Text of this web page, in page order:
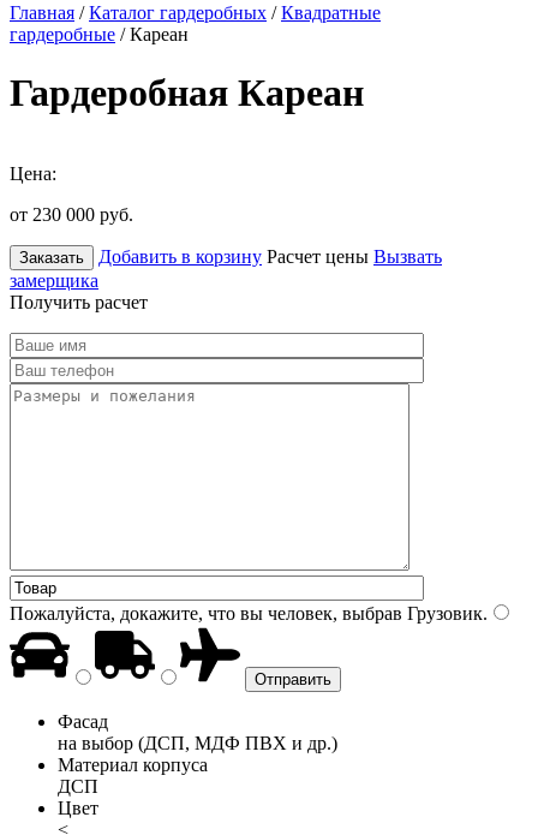
Главная /Каталог гардеробных /Квадратные
гардеробные / Кареан
Гардеробная Кареан
Цена:
от 230 000 руб.
Заказать Добавить в корзину Расчет цены Вызвать
замерщика
Получить расчет
Пожалуйста, докажите, что вы человек, выбрав Грузовик.
Фасад
на выбор (ДСП, МДФ ПВХ и др.)
Материал корпуса
ДСП
Цвет
<